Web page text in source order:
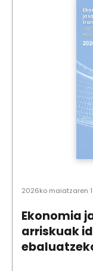
2026ko maiatzaren
Ekonomia
arriskuak